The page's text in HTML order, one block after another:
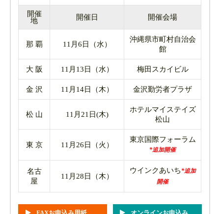
開催
地
開催日 開催会場
那 覇 11月6日（水）
沖縄県市町村自治会
館
大 阪 11月13日（水） 梅田スカイビル
金 沢 11月14日（木） 金沢勤労者プラザ
松 山 11月21日(木)
ホテルマイステイズ
松山
東 京 11月26日（火）
東京国際フォーラム
*追加開催
名古
屋
11月28日（木）
ウインクあいち *追加
開催